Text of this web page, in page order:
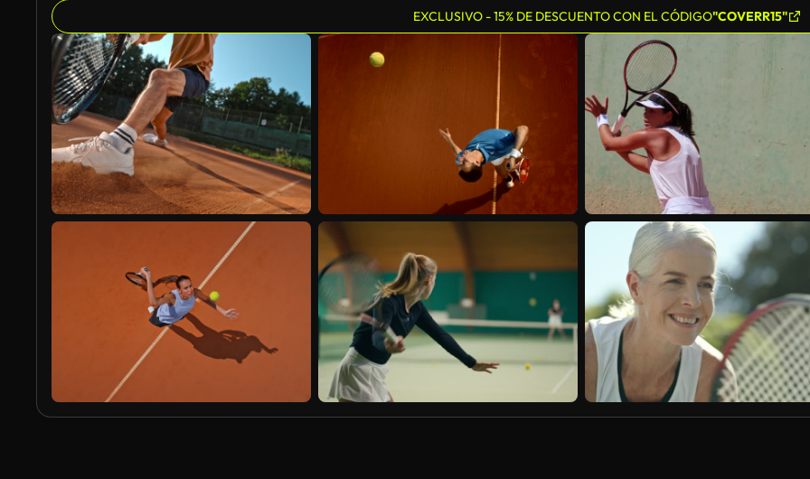
EXCLUSIVO - 15% DE DESCUENTO CON EL CÓDIGO"COVERR15"